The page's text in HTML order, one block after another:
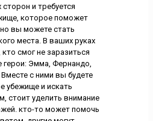
и требуется
которое поможет
вы можете стать
места. В ваших руках
смог не заразиться
герои: Эмма, Фернандо,
с ними вы будете
убежище и искать
стоит уделить внимание
кто-то может помочь